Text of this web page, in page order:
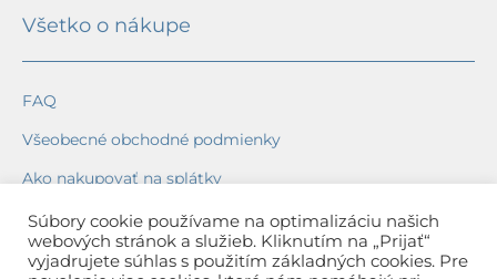
Všetko o nákupe
FAQ
Všeobecné obchodné podmienky
Ako nakupovať na splátky
Ochrana osobných údajov
Reklamačný poriadok
Súbory cookie používame na optimalizáciu našich
webových stránok a služieb. Kliknutím na „Prijať“
vyjadrujete súhlas s použitím základných cookies. Pre